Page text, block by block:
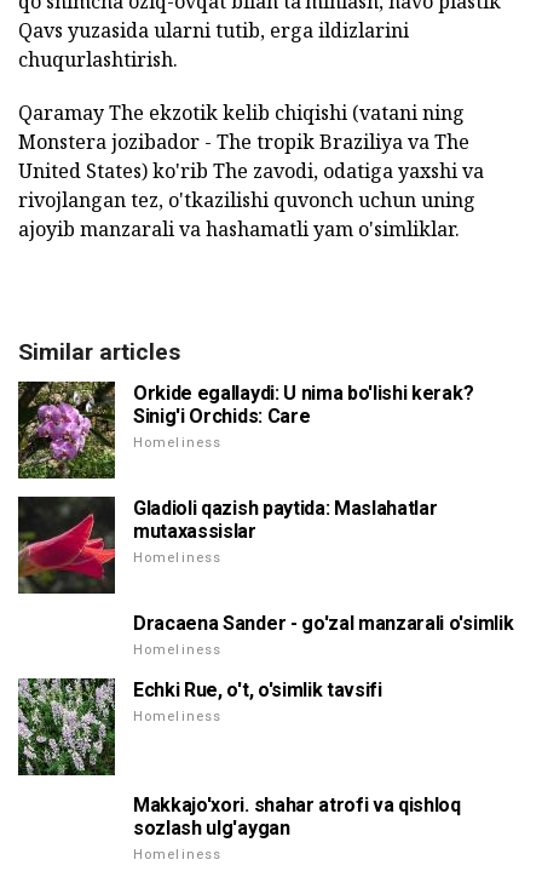
Qavs yuzasida ularni tutib, erga ildizlarini
chuqurlashtirish.
Qaramay The ekzotik kelib chiqishi (vatani ning
Monstera jozibador - The tropik Braziliya va The
United States) ko'rib The zavodi, odatiga yaxshi va
rivojlangan tez, o'tkazilishi quvonch uchun uning
ajoyib manzarali va hashamatli yam o'simliklar.
Similar articles
Orkide egallaydi: U nima bo'lishi kerak?
Sinig'i Orchids: Care
Homeliness
Gladioli qazish paytida: Maslahatlar
mutaxassislar
Homeliness
Dracaena Sander - go'zal manzarali o'simlik
Homeliness
Echki Rue, o't, o'simlik tavsifi
Homeliness
Makkajo'xori. shahar atrofi va qishloq
sozlash ulg'aygan
Homeliness